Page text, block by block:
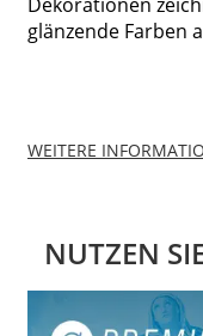
glänzende Farben
WEITERE
NUTZEN